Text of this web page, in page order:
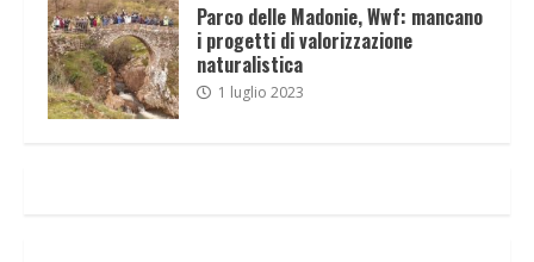
Parco delle Madonie, Wwf: mancano
i progetti di valorizzazione
naturalistica
1 luglio 2023